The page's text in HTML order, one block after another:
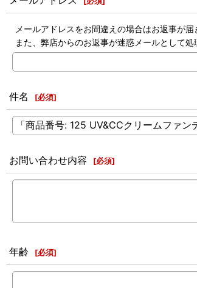
メールアドレスをお間違えの場合はお返事が届
また、弊店からのお返事が迷惑メールとして
件名 [必須]
お問い合わせ内容 [必須]
年齢 [必須]